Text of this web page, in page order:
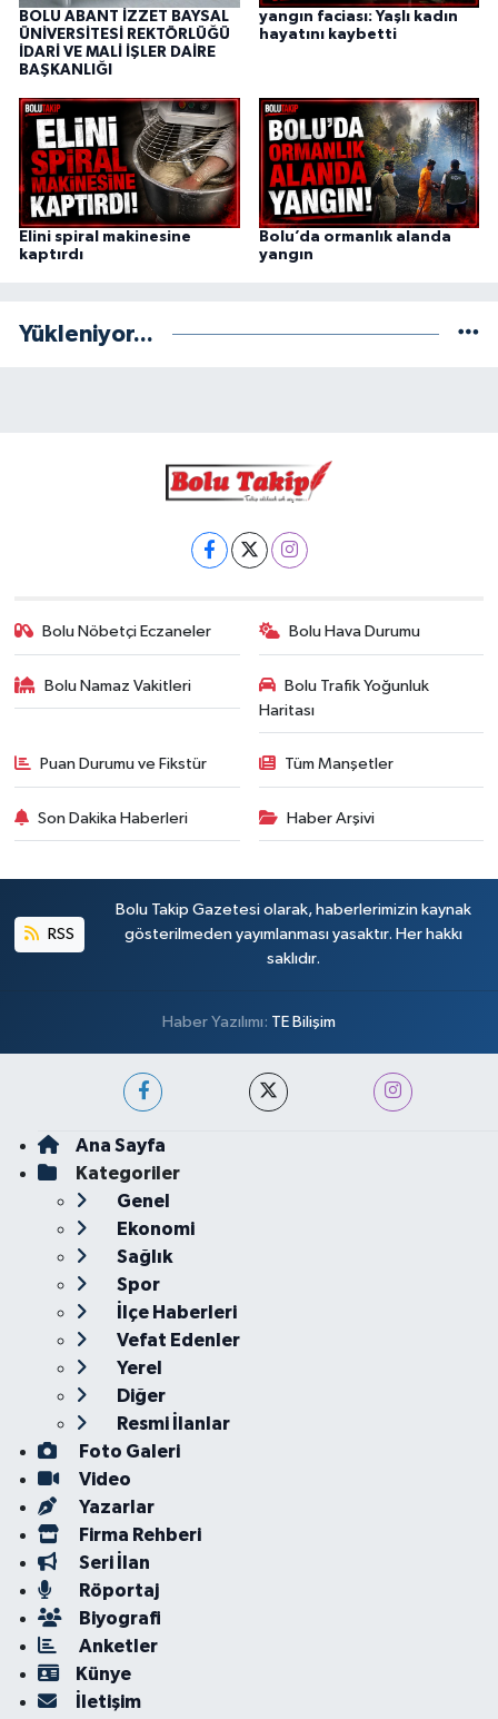
BOLU ABANT İZZET BAYSAL
ÜNİVERSİTESİ REKTÖRLÜĞÜ
İDARİ VE MALİ İŞLER DAİRE
BAŞKANLIĞI
yangın faciası: Yaşlı kadın
hayatını kaybetti
Elini spiral makinesine
kaptırdı
Bolu’da ormanlık alanda
yangın
Yükleniyor...
Bolu Nöbetçi Eczaneler Bolu Hava Durumu
Bolu Namaz Vakitleri
Bolu Trafik Yoğunluk
Haritası
Puan Durumu ve Fikstür Tüm Manşetler
Son Dakika Haberleri Haber Arşivi
RSS
Bolu Takip Gazetesi olarak, haberlerimizin kaynak
gösterilmeden yayımlanması yasaktır. Her hakkı
saklıdır.
Haber Yazılımı: TE Bilişim
Ana Sayfa
Kategoriler
Genel
Ekonomi
Sağlık
Spor
İlçe Haberleri
Vefat Edenler
Yerel
Diğer
Resmi İlanlar
Foto Galeri
Video
Yazarlar
Firma Rehberi
Seri İlan
Röportaj
Biyografi
Anketler
Künye
İletişim